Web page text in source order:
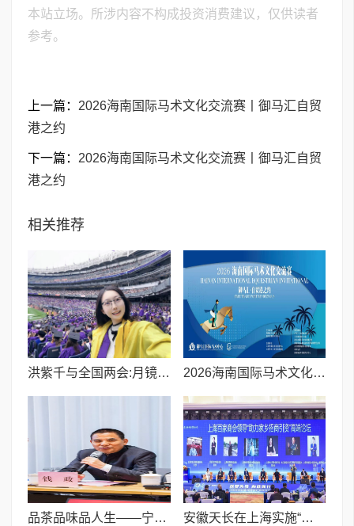
本站立场。所涉内容不构成投资消费建议，仅供读者
参考。
上一篇： 2026海南国际马术文化交流赛丨御马汇自贸
港之约
下一篇： 2026海南国际马术文化交流赛丨御马汇自贸
港之约
相关推荐
洪紫千与全国两会:月镜照山河,十五载春秋护生灵即守未来 2026海南国际马术文化交流赛丨御马汇自贸港之约
品茶品味品人生——宁波市委党校首邀钱政讲授千年茶文化 安徽天长在上海实施“商会联谊+政府招商”创新之举